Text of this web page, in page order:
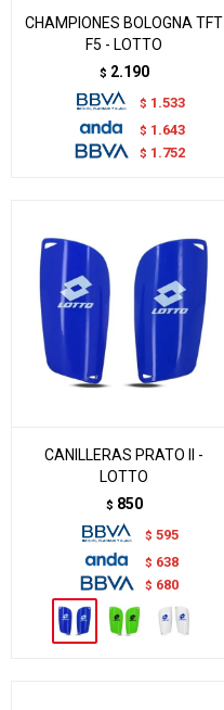
CHAMPIONES BOLOGNA TFT
F5 - LOTTO
$ 2.190
$ 1.533
$ 1.643
$ 1.752
CANILLERAS PRATO II -
LOTTO
$ 850
$ 595
$ 638
$ 680